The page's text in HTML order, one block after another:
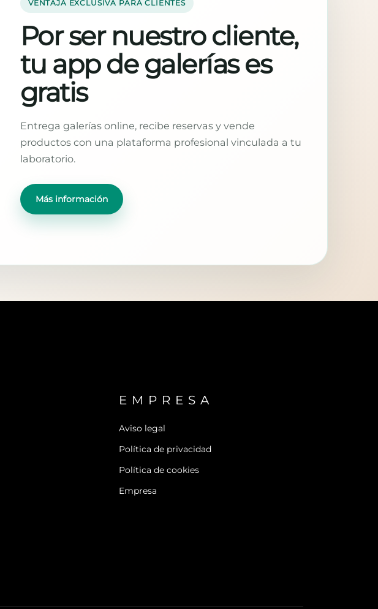
VENTAJA EXCLUSIVA PARA CLIENTES
Por ser nuestro cliente,
tu app de galerías es
gratis
Entrega galerías online, recibe reservas y vende
productos con una plataforma profesional vinculada a tu
laboratorio.
Más información
EMPRESA
Aviso legal
Política de privacidad
Política de cookies
Empresa